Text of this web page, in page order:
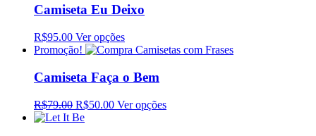
Camiseta Eu Deixo
R$95.00 Ver opções
Promoção!
Camiseta Faça o Bem
R$79.00 R$50.00 Ver opções